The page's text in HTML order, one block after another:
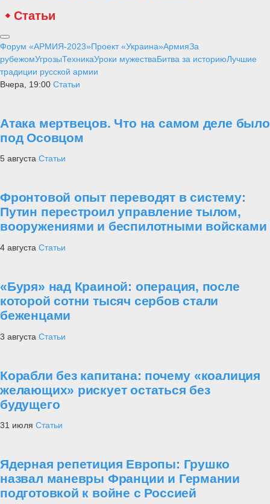
Статьи
Форум «АРМИЯ-2023»Проект «Украина»АрмияЗа
рубежомУгрозыТехникаУроки мужестваБитва за историюЛучшие
традиции русской армии
Вчера, 19:00 Статьи
Атака мертвецов. Что на самом деле было
под Осовцом
5 августа Статьи
Фронтовой опыт переводят в систему:
Путин перестроил управление тылом,
вооружениями и беспилотными войсками
4 августа Статьи
«Буря» над Краиной: операция, после
которой сотни тысяч сербов стали
беженцами
3 августа Статьи
Корабли без капитана: почему «коалиция
желающих» рискует остаться без
будущего
31 июля Статьи
Ядерная репетиция Европы: Грушко
назвал маневры Франции и Германии
подготовкой к войне с Россией